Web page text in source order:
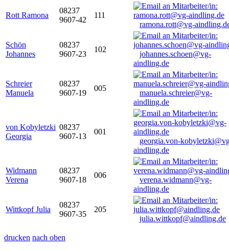
Rott Ramona
08237
9607-42
111
ramona.rott@vg-
Schön
Johannes
08237
9607-23
102
johannes.schoen@vg-
aindling.de
Schreier
Manuela
08237
9607-19
005
manuela.schreier@vg-
aindling.de
von Kobyletzki
Georgia
08237
9607-13
001
georgia.von-
aindling.de
Widmann
Verena
08237
9607-18
006
verena.widmann@vg-
aindling.de
Wittkopf Julia
08237
9607-35
205
julia.wittkopf@aindling.de
drucken nach oben